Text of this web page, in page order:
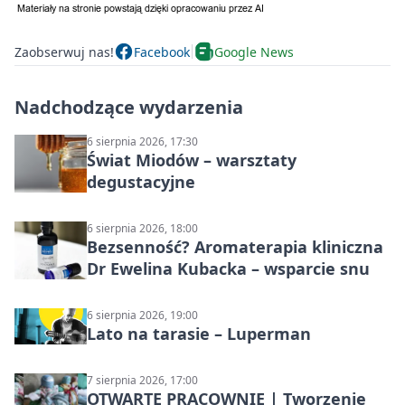
Zaobserwuj nas! Facebook Google News
Nadchodzące wydarzenia
6 sierpnia 2026, 17:30
Świat Miodów – warsztaty
degustacyjne
6 sierpnia 2026, 18:00
Bezsenność? Aromaterapia kliniczna
Dr Ewelina Kubacka – wsparcie snu
6 sierpnia 2026, 19:00
Lato na tarasie – Luperman
7 sierpnia 2026, 17:00
OTWARTE PRACOWNIE | Tworzenie